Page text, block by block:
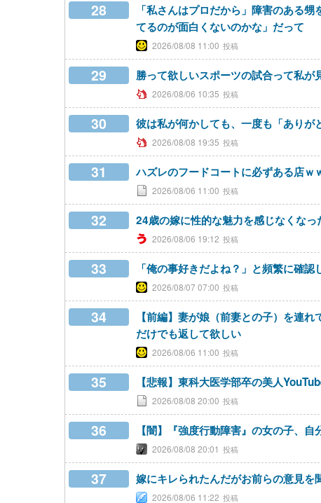
28
「私さんはプロだから」障害のある
てるのが面白くないのかな」だって
2026/08/08 11:00
29 勝って欲しいスポーツの試合って私
2026/08/06 10:35
30 彼は私が何かしても、一度も「ありが
2026/08/08 19:35
31 ハズレのフードコートに必ずある店ｗ
2026/08/06 11:00
32 24歳の嫁に性的な魅力を感じなくなっ
2026/08/06 19:12
33 「俺の事好きだよね？」と頻繁に確
2026/08/07 07:00
34
【前編】妻が娘（前妻との子）を連
だけでも返して欲しい
2026/08/06 11:00
35 【悲報】東科大医学部卒の美人
2026/08/08 20:00
36 【闇】『強度行動障害』の女の子、
2026/08/08 20:01
37 嫁にキレられたんだがお前らの意見を
2026/08/06 11:22